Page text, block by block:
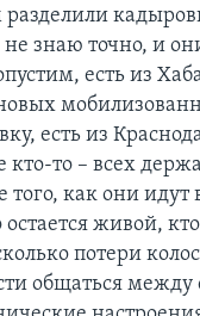
разделили
знаю точно, и
есть из
есть из
кто-то – всех
того, как они идут
остается живой,
потери
общаться между